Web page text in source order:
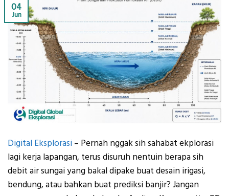
04
Jun
Digital Eksplorasi – Pernah nggak sih sahabat ekplorasi
lagi kerja lapangan, terus disuruh nentuin berapa sih
debit air sungaiyang bakal dipake buat desain irigasi,
bendung, atau bahkan buat prediksi banjir? Jangan